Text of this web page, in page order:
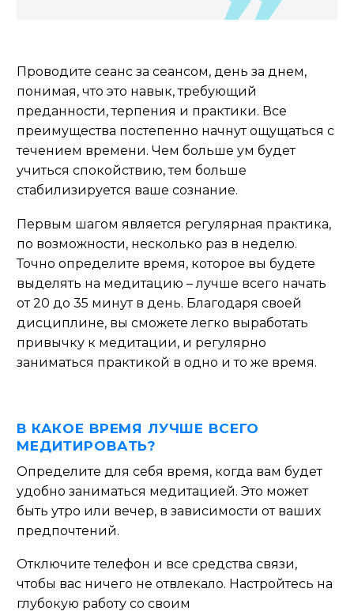
Проводите сеанс за сеансом, день за днем,
понимая, что это навык, требующий
преданности, терпения и практики. Все
преимущества постепенно начнут ощущаться с
течением времени. Чем больше ум будет
учиться спокойствию, тем больше
стабилизируется ваше сознание.
Первым шагом является регулярная практика,
по возможности, несколько раз в неделю.
Точно определите время, которое вы будете
выделять на медитацию – лучше всего начать
от 20 до 35 минут в день. Благодаря своей
дисциплине, вы сможете легко выработать
привычку к медитации, и регулярно
заниматься практикой в одно ито же время.
В КАКОЕ ВРЕМЯ ЛУЧШЕ ВСЕГО
МЕДИТИРОВАТЬ?
Определите для себя время, когда вам будет
удобно заниматься медитацией. Это может
быть утро или вечер, в зависимости от ваших
предпочтений.
Отключите телефон и все средства связи,
чтобы вас ничего не отвлекало. Настройтесь на
глубокую работу со своим